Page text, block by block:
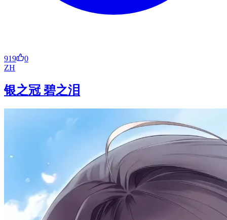
919
0
ZH
银之冠 碧之泪